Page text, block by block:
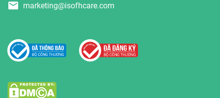
marketing@isofhcare.com